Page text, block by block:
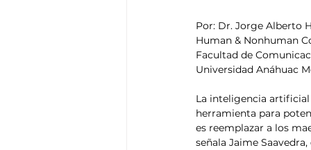
Por: Dr. Jorge Alberto
Human & Nonhuman
Facultad de
Universidad Anáhuac
La inteligencia
herramienta para
es reemplazar a los
señala Jaime